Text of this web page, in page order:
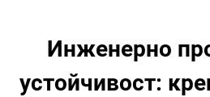
Инженерно
устойчивост: